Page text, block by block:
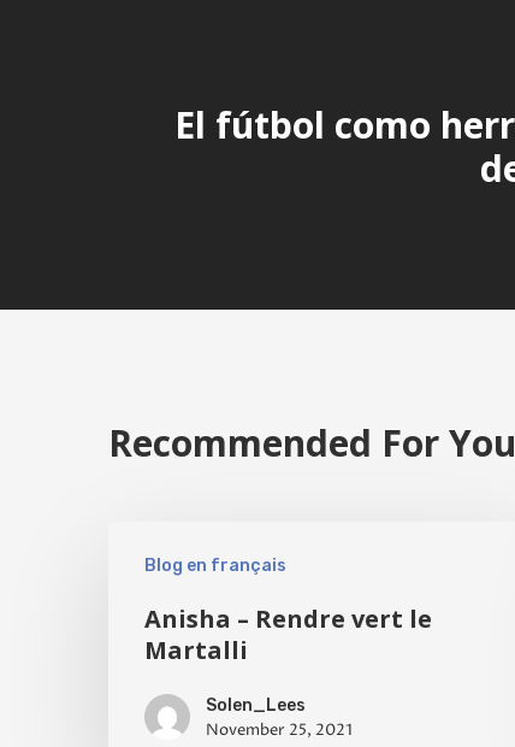
El fútbol como
Recommended For You
Blog en français
Anisha – Rendre vert le
Martalli
Solen_Lees
November 25, 2021